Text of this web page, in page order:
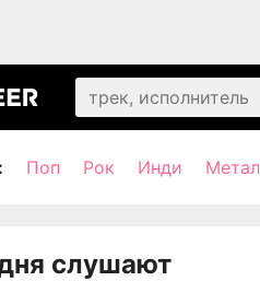
Поп Рок Инди Метал
слушают